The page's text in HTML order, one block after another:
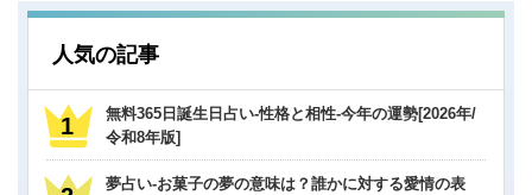
人気の記事
無料365日誕生日占い-性格と相性-今年の運勢[2026年/
令和8年版]
夢占い-お菓子の夢の意味は？誰かに対する愛情の表